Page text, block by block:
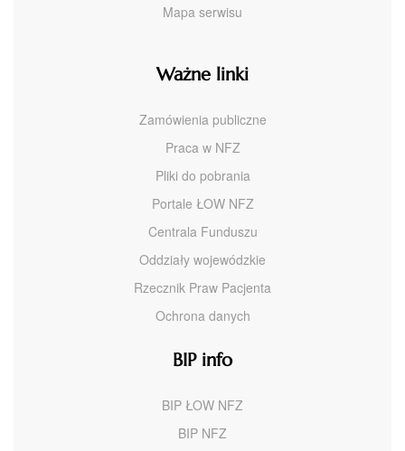
Mapa serwisu
Ważne linki
Zamówienia publiczne
Praca w NFZ
Pliki do pobrania
Portale ŁOW NFZ
Centrala Funduszu
Oddziały wojewódzkie
Rzecznik Praw Pacjenta
Ochrona danych
BIP info
BIP ŁOW NFZ
BIP NFZ